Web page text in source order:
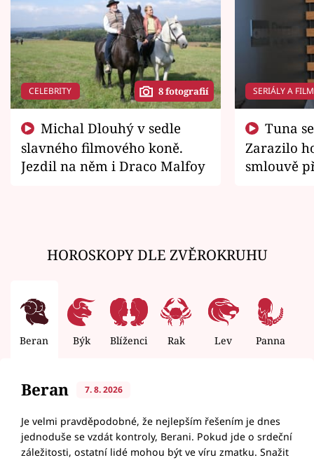
CELEBRITY 8 fotografií
slavného filmového koně.
Jezdil na něm i Draco Malfoy
SERIÁLY A
Zarazilo
smlouvě
HOROSKOPY DLE ZVĚROKRUHU
Beran Býk Blíženci Rak Lev Panna
Beran 7. 8. 2026
Je velmi pravděpodobné, že nejlepším řešením je dnes
jednoduše se vzdát kontroly, Berani. Pokud jde o srdeční
záležitosti, ostatní lidé mohou být ve víru zmatku. Snažit